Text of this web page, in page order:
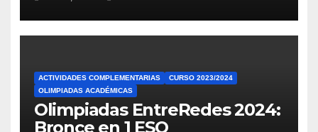
ACTIVIDADES COMPLEMENTARIAS
CURSO 2023/2024
OLIMPIADAS ACADÉMICAS
Olimpiadas EntreRedes 2024:
Bronce en 1 ESO